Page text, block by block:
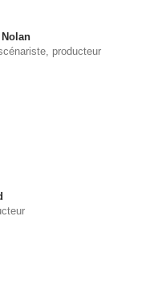
producteur